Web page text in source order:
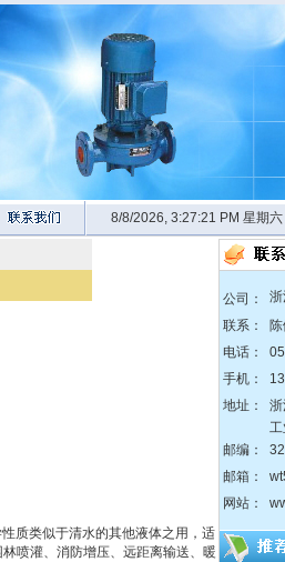
8/8/2026, 3:27:22 PM 星期六
质类似于清水的其他液体之用，适
喷灌、消防增压、远距离输送、暖
公司：
浙
联系：
电话：
手机：
地址：
工
邮编：
邮箱：
网站：
150-